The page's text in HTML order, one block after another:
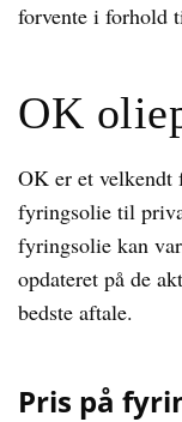
forvente i forhold
OK
OK er et velkendt
fyringsolie til
fyringsolie kan
opdateret på de
bedste aftale.
Pris på